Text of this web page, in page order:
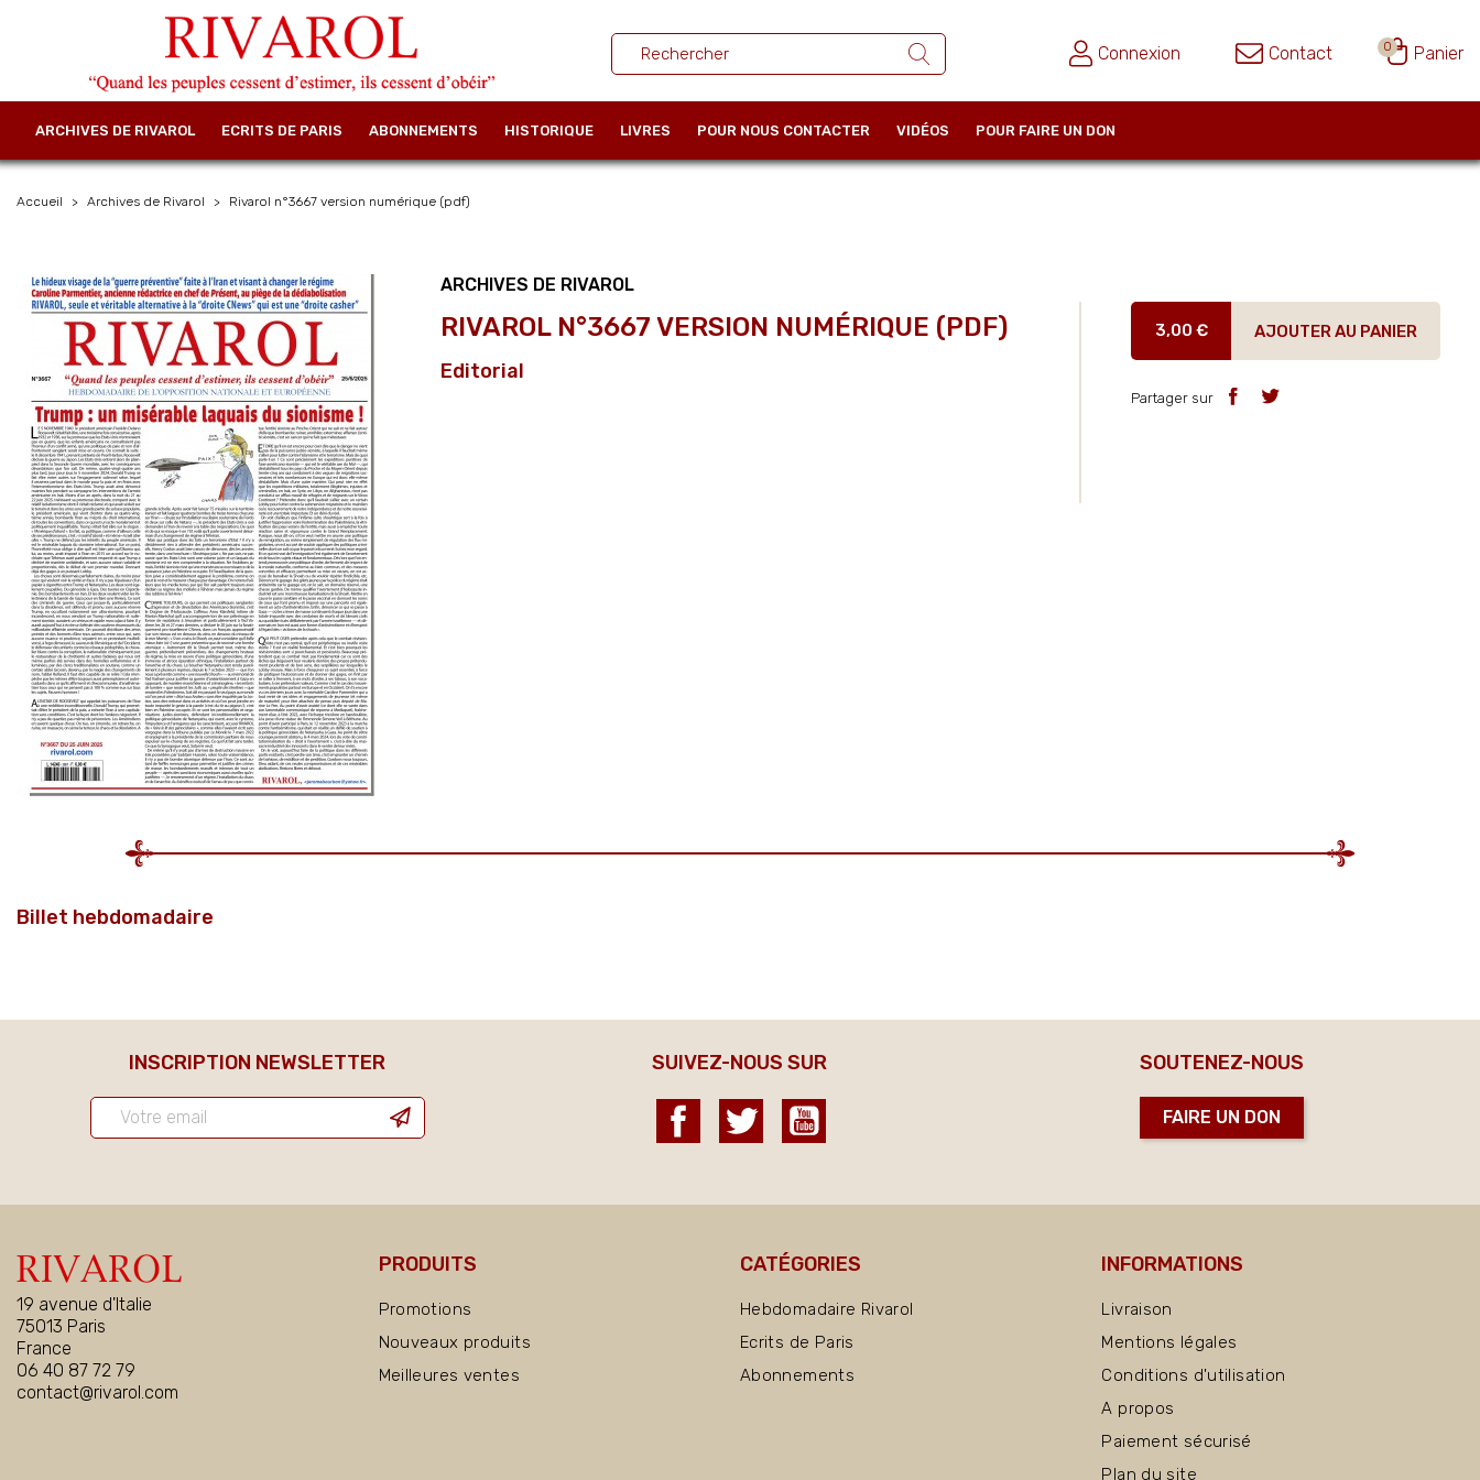
Connexion Contact 0 Panier
ARCHIVES DE RIVAROL ECRITS DE PARIS ABONNEMENTS HISTORIQUE LIVRES POUR NOUS CONTACTER VIDÉOS POUR FAIRE UN DON
Accueil Archives de Rivarol Rivarol n°3667 version numérique (pdf)
ARCHIVES DE RIVAROL
RIVAROL N°3667 VERSION NUMÉRIQUE (PDF)
Editorial
3,00 € AJOUTER AU PANIER
Partager sur
Billet hebdomadaire
INSCRIPTION NEWSLETTER SUIVEZ-NOUS SUR
Facebook Twitter
SOUTENEZ-NOUS
FAIRE UN DON
19 avenue d'Italie
75013 Paris
France
06 40 87 72 79
contact@rivarol.com
PRODUITS
Promotions
Nouveaux produits
Meilleures ventes
CATÉGORIES
Hebdomadaire Rivarol
Ecrits de Paris
Abonnements
INFORMATIONS
Livraison
Mentions légales
Conditions d'utilisation
A propos
Paiement sécurisé
Plan du site